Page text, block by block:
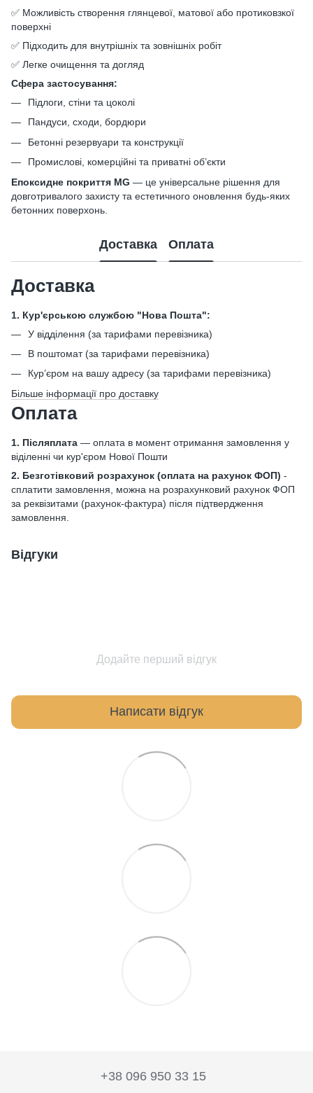
✅ Можливість створення глянцевої, матової або протиковзкої
поверхні
✅ Підходить для внутрішніх та зовнішніх робіт
✅ Легке очищення та догляд
Сфера застосування:
Підлоги, стіни та цоколі
Пандуси, сходи, бордюри
Бетонні резервуари та конструкції
Промислові, комерційні та приватні об’єкти
Епоксидне покриття MG — це універсальне рішення для
довготривалого захисту та естетичного оновлення будь-яких
бетонних поверхонь.
Доставка Оплата
Доставка
1. Кур'єрською службою "Нова Пошта":
У відділення (за тарифами перевізника)
В поштомат (за тарифами перевізника)
Кур’єром на вашу адресу (за тарифами перевізника)
Більше інформації про доставку
Оплата
1. Післяплата — оплата в момент отримання замовлення у
віділенні чи кур'єром Нової Пошти
2. Безготівковий розрахунок (оплата на рахунок ФОП) -
сплатити замовлення, можна на розрахунковий рахунок ФОП
за реквізитами (рахунок-фактура) після підтвердження
замовлення.
Відгуки
Додайте перший відгук
Написати відгук
+38 096 950 33 15